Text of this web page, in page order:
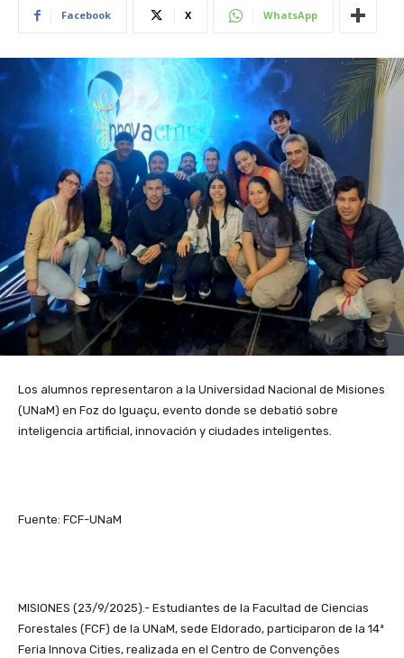
Facebook X WhatsApp
Los alumnos representaron a la Universidad Nacional de Misiones
(UNaM) en Foz do Iguaçu, evento donde se debatió sobre
inteligencia artificial, innovación y ciudades inteligentes.
Fuente: FCF-UNaM
MISIONES (23/9/2025).- Estudiantes de la Facultad de Ciencias
Forestales (FCF) de la UNaM, sede Eldorado, participaron de la 14ª
Feria Innova Cities, realizada en el Centro de Convenções